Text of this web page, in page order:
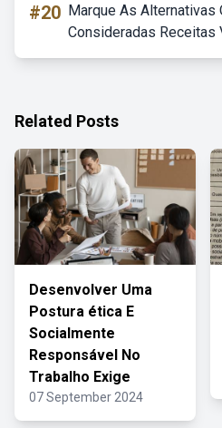
#20 Marque As Alternativas
Consideradas Receitas
Related Posts
Desenvolver Uma
Postura ética E
Socialmente
Responsável No
Trabalho Exige
07 September 2024